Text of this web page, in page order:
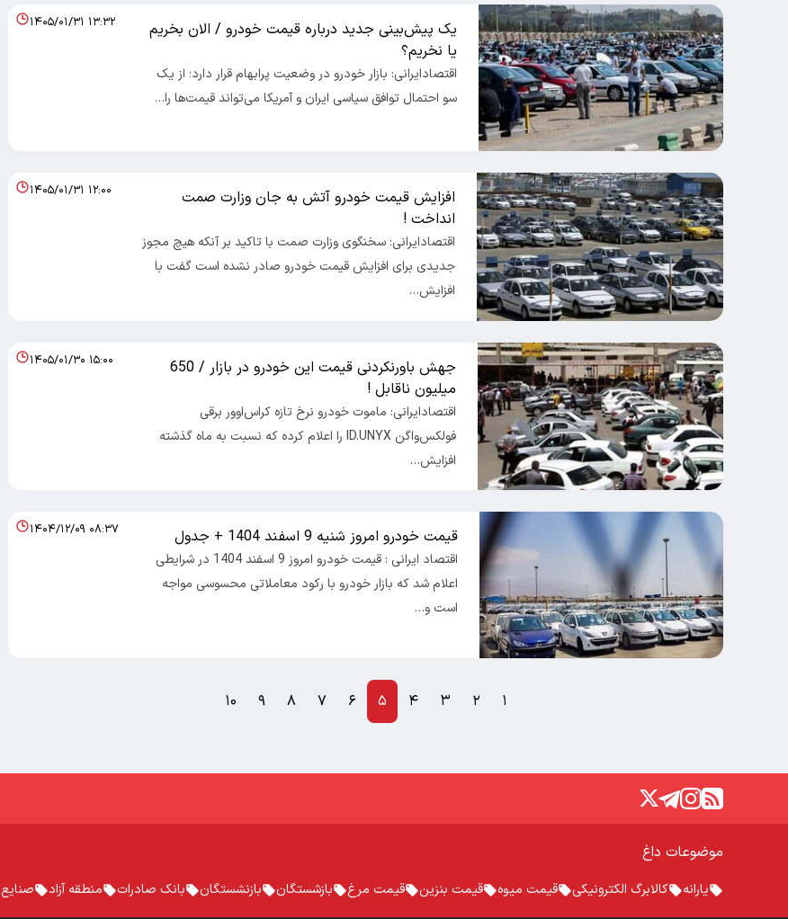
یک پیش‌بینی جدید درباره قیمت خودرو / الان بخریم
یا نخریم؟
اقتصادایرانی: بازار خودرو در وضعیت پرابهام قرار دارد؛ از یک
سو احتمال توافق سیاسی ایران و آمریکا می‌تواند قیمت‌ها را…
۱۴۰۵/۰۱/۳۱ ۱۳:۳۲
افزایش قیمت خودرو آتش به جان وزارت صمت
انداخت !
اقتصادایرانی: سخنگوی وزارت صمت با تاکید بر آنکه هیچ مجوز
جدیدی برای افزایش قیمت خودرو صادر نشده است گفت با
افزایش…
۱۴۰۵/۰۱/۳۱ ۱۲:۰۰
جهش باورنکردنی قیمت این خودرو در بازار / 650
میلیون ناقابل !
اقتصادایرانی: ماموت خودرو نرخ تازه کراس‌اوور برقی
فولکس‌واگن ID.UNYX را اعلام کرده که نسبت به ماه گذشته
افزایش…
۱۴۰۵/۰۱/۳۰ ۱۵:۰۰
قیمت خودرو امروز شنیه 9 اسفند 1404 + جدول
اقتصاد ایرانی : قیمت خودرو امروز 9 اسفند 1404 در شرایطی
اعلام شد که بازار خودرو با رکود معاملاتی محسوسی مواجه
است و…
۱۴۰۴/۱۲/۰۹ ۰۸:۳۷
۱ ۲ ۳ ۴ ۵ ۶ ۷ ۸ ۹ ۱۰
موضوعات داغ
یارانه کالابرگ الکترونیکی قیمت میوه قیمت بنزین قیمت مرغ بازشستگان بازنشستگان بانک صادرات منطقه آزاد صنایع